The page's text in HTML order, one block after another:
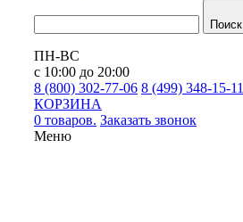
Поиск
ПН-ВС
с 10:00 до 20:00
8 (800) 302-77-06 8 (499) 348-15-11
КОРЗИНА
0 товаров. Заказать звонок
Меню